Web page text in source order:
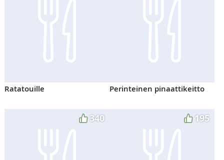
Ratatouille Perinteinen pinaattikeitto
340 195